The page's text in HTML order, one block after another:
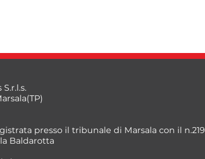
presso il tribunale di Marsala con il n.219
Baldarotta